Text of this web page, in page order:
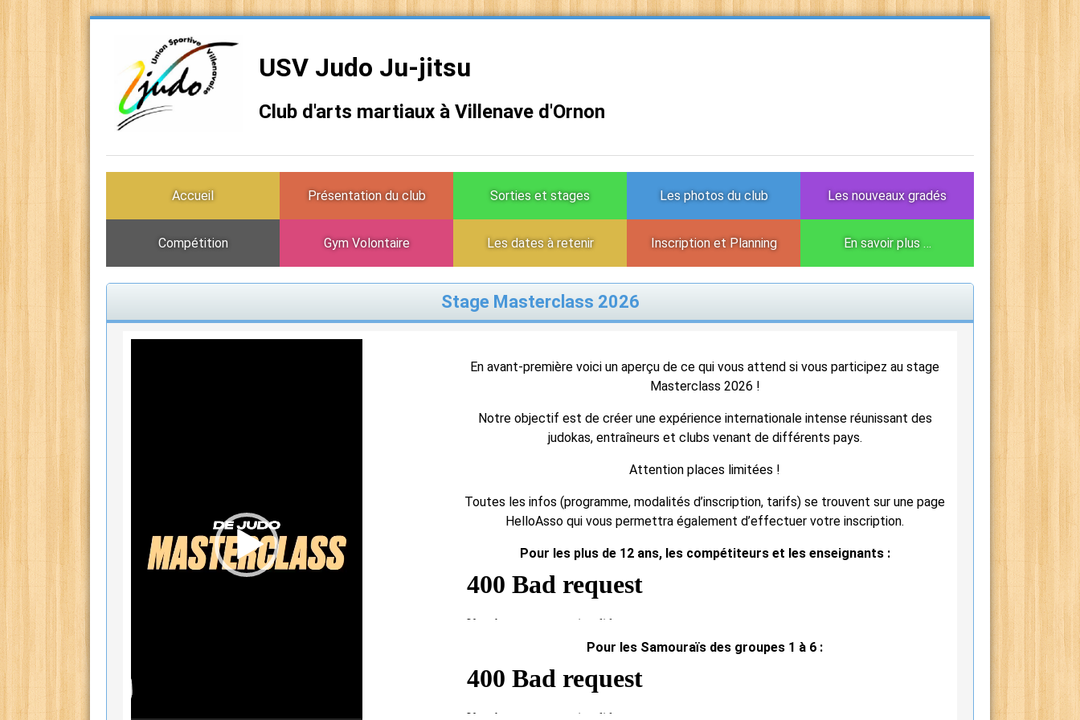
USV Judo Ju-jitsu
Club d'arts martiaux à Villenave d'Ornon
Accueil Présentation du club Sorties et stages Les photos du club Les nouveaux gradés
Compétition Gym Volontaire Les dates à retenir Inscription et Planning En savoir plus …
Stage Masterclass 2026
En avant-première voici un aperçu de ce qui vous attend si vous participez au stage
Masterclass 2026 !
Notre objectif est de créer une expérience internationale intense réunissant des
judokas, entraîneurs et clubs venant de différents pays.
Attention places limitées !
Toutes les infos (programme, modalités d’inscription, tarifs) se trouvent sur une page
HelloAsso qui vous permettra également d’effectuer votre inscription.
Pour les plus de 12 ans, les compétiteurs et les enseignants :
Pour les Samouraïs des groupes 1 à 6 :